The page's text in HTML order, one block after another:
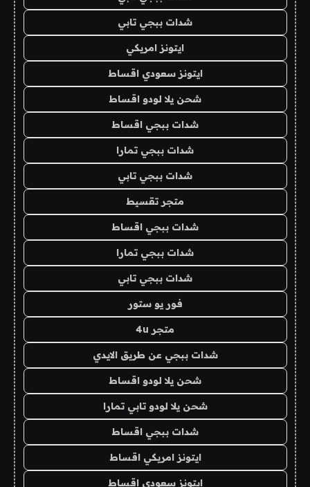
شدات ببجي تابي
ايتونز امريكي
ايتونز سعودي اقساط
شحن يلا لودو اقساط
شدات ببجي اقساط
شدات ببجي تمارا
شدات ببجي تابي
متجر تقسيط
شدات ببجي اقساط
شدات ببجي تمارا
شدات ببجي تابي
فور يو ستور
متجر 4u
شدات ببجي عن طريق الايدي
شحن يلا لودو اقساط
شحن يلا لودو تابي تمارا
شدات ببجي اقساط
ايتونز امريكي اقساط
ايتونز سعودي اقساط